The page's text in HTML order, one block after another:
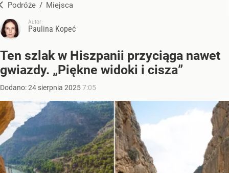
Podróże / Miejsca
Autor:
Paulina Kopeć
Ten szlak w Hiszpanii przyciąga nawet
gwiazdy. „Piękne widoki i cisza”
Dodano:24 sierpnia 20257:05